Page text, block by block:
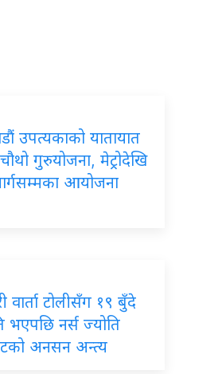
उपत्यकाको यातायात
गुरुयोजना, मेट्रोदेखि
आयोजना
वार्ता टोलीसँग १९ बुँदे
भएपछि नर्स ज्योति
अनसन अन्त्य